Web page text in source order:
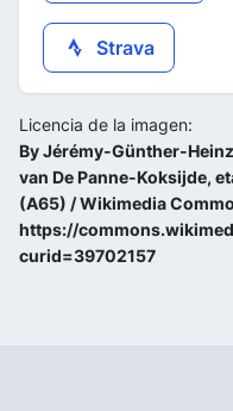
Strava
Licencia de la imagen:
By Jérémy-Günther-
van De Panne-Koksijde,
(A65) / Wikimedia
https://
curid=39702157